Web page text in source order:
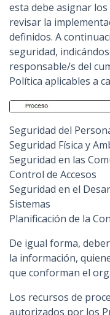
esta debe asignar
revisar la
definidos. A
seguridad,
responsable/s del
Política aplicables a
Seguridad del
Seguridad Física y
Seguridad en las
Control de Accesos
Seguridad en el
Sistemas
Planificación de la
De igual forma,
la información,
que conforman el
Los recursos de
autorizados por los